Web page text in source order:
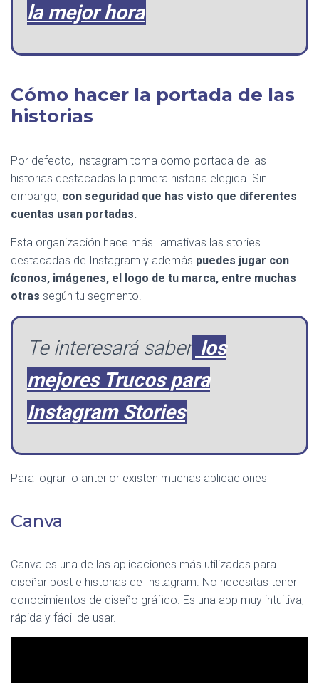
la mejor hora
Cómo hacer la portada de las
historias
Por defecto, Instagram toma como portada de las
historias destacadas la primera historia elegida. Sin
embargo, con seguridad que has visto que diferentes
cuentas usan portadas.
Esta organización hace más llamativas las stories
destacadas de Instagram y además puedes jugar con
íconos, imágenes, el logo de tu marca, entre muchas
otras según tu segmento.
Te interesará saber los
mejores Trucos para
Instagram Stories
Para lograr lo anterior existen muchas aplicaciones
Canva
Canva es una de las aplicaciones más utilizadas para
diseñar post e historias de Instagram. No necesitas tener
conocimientos de diseño gráfico. Es una app muy intuitiva,
rápida y fácil de usar.